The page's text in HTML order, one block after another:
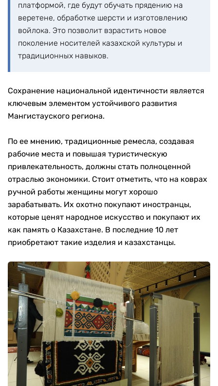
платформой, где будут обучать прядению на
веретене, обработке шерсти и изготовлению
войлока. Это позволит взрастить новое
поколение носителей казахской культуры и
традиционных навыков.
Сохранение национальной идентичности является
ключевым элементом устойчивого развития
Мангистауского региона.
По ее мнению, традиционные ремесла, создавая
рабочие места и повышая туристическую
привлекательность, должны стать полноценной
отраслью экономики. Стоит отметить, что на коврах
ручной работы женщины могут хорошо
зарабатывать. Их охотно покупают иностранцы,
которые ценят народное искусство и покупают их
как память о Казахстане. В последние 10 лет
приобретают такие изделия и казахстанцы.